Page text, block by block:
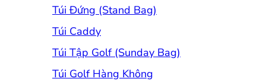
Túi Đứng (Stand Bag)
Túi Caddy
Túi Tập Golf (Sunday Bag)
Túi Golf Hàng Không